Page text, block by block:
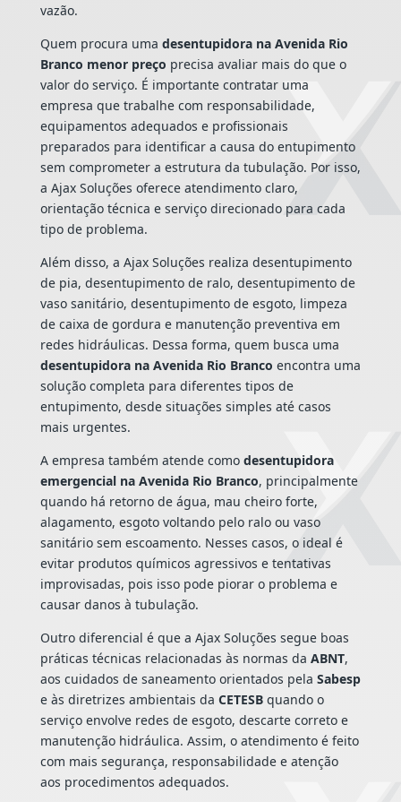
vazão.
Quem procura uma desentupidora na Avenida Rio
Branco menor preço precisa avaliar mais do que o
valor do serviço. É importante contratar uma
empresa que trabalhe com responsabilidade,
equipamentos adequados e profissionais
preparados para identificar a causa do entupimento
sem comprometer a estrutura da tubulação. Por isso,
a Ajax Soluções oferece atendimento claro,
orientação técnica e serviço direcionado para cada
tipo de problema.
Além disso, a Ajax Soluções realiza desentupimento
de pia, desentupimento de ralo, desentupimento de
vaso sanitário, desentupimento de esgoto, limpeza
de caixa de gordura e manutenção preventiva em
redes hidráulicas. Dessa forma, quem busca uma
desentupidora na Avenida Rio Branco encontra uma
solução completa para diferentes tipos de
entupimento, desde situações simples até casos
mais urgentes.
A empresa também atende como desentupidora
emergencial na Avenida Rio Branco, principalmente
quando há retorno de água, mau cheiro forte,
alagamento, esgoto voltando pelo ralo ou vaso
sanitário sem escoamento. Nesses casos, o ideal é
evitar produtos químicos agressivos e tentativas
improvisadas, pois isso pode piorar o problema e
causar danos à tubulação.
Outro diferencial é que a Ajax Soluções segue boas
práticas técnicas relacionadas às normas da ABNT,
aos cuidados de saneamento orientados pela Sabesp
e às diretrizes ambientais da CETESBquando o
serviço envolve redes de esgoto, descarte correto e
manutenção hidráulica. Assim, o atendimento é feito
com mais segurança, responsabilidade e atenção
aos procedimentos adequados.